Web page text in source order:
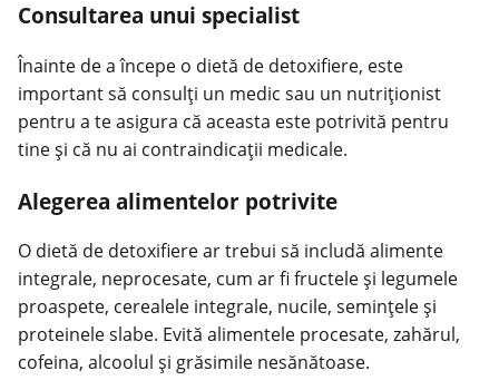
Consultarea unui specialist
Înainte de a începe o dietă de detoxifiere, este
important să consulți un medic sau un nutriționist
pentru a te asigura că aceasta este potrivită pentru
tine și că nu ai contraindicații medicale.
Alegerea alimentelor potrivite
O dietă de detoxifiere ar trebui să includă alimente
integrale, neprocesate, cum ar fi fructele și legumele
proaspete, cerealele integrale, nucile, semințele și
proteinele slabe. Evită alimentele procesate, zahărul,
cofeina, alcoolul și grăsimile nesănătoase.